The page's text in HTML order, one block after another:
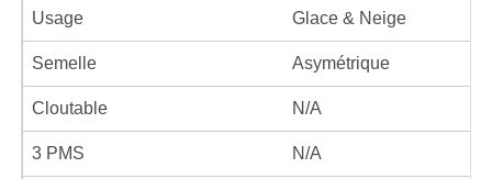
Usage Glace & Neige
Semelle Asymétrique
Cloutable N/A
3 PMS N/A